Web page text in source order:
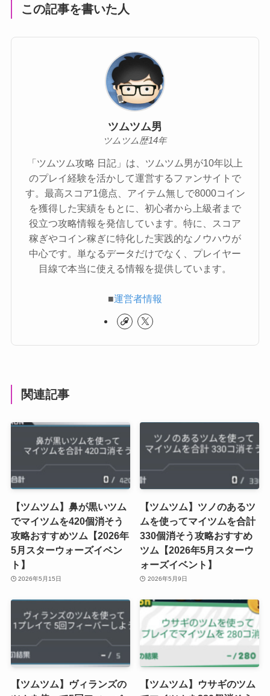
ツムツム男
「ツムツム攻略 日記」は、ツムツム男が10年以上
のプレイ経験を活かして運営するファンサイトで
す。最高スコア1億点、アイテム無しで8000コイン
を獲得した実績をもとに、初心者から上級者まで
役立つ攻略情報を発信しています。特に、スコア
稼ぎやコイン稼ぎに特化した実践的なノウハウが
中心です。単なるデータだけでなく、プレイヤー
目線で本当に使える情報を提供しています。
■運営者情報
【ツムツム】鼻が黒いツム
攻略おすすめツム【2026年
5月スターウォーズイベン
ト】
2026年5月15日
【ツムツム】ツノのあるツ
330個消そう攻略おすすめ
ツム【2026年5月スターウ
ォーズイベント】
2026年5月9日
【ツムツム】ヴィランズの
ーしよう攻略おすすめツム
【ツムツム】ウサギのツム
攻略おすすめツム【ズート